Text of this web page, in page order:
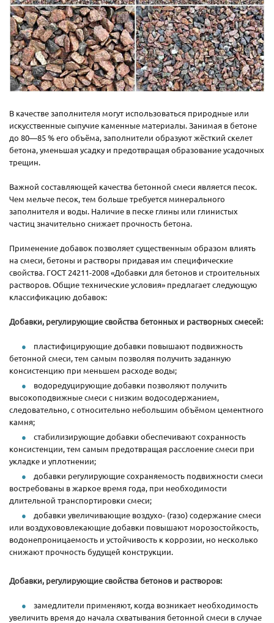
В качестве заполнителя могут использоваться природные или
искусственные сыпучие каменные материалы. Занимая в бетоне
до 80—85 % его объёма, заполнители образуют жёсткий скелет
бетона, уменьшая усадку и предотвращая образование усадочных
трещин.
Важной составляющей качества бетонной смеси является песок.
Чем мельче песок, тем больше требуется минерального
заполнителя и воды. Наличие в песке глины или глинистых
частиц значительно снижает прочность бетона.
Применение добавок позволяет существенным образом влиять
на смеси, бетоны и растворы придавая им специфические
свойства. ГОСТ 24211-2008 «Добавки для бетонов и строительных
растворов. Общие технические условия» предлагает следующую
классификацию добавок:
Добавки, регулирующие свойства бетонных и растворных смесей:
пластифицирующие добавки повышают подвижность
бетонной смеси, тем самым позволяя получить заданную
консистенцию при меньшем расходе воды;
водоредуцирующие добавки позволяют получить
высокоподвижные смеси с низким водосодержанием,
следовательно, с относительно небольшим объёмом цементного
камня;
стабилизирующие добавки обеспечивают сохранность
консистенции, тем самым предотвращая расслоение смеси при
укладке и уплотнении;
добавки регулирующие сохраняемость подвижности смеси
востребованы в жаркое время года, при необходимости
длительной транспортировки смеси;
добавки увеличивающие воздухо- (газо) содержание смеси
или воздухововлекающие добавки повышают морозостойкость,
водонепроницаемость и устойчивость к коррозии, но несколько
снижают прочность будущей конструкции.
Добавки, регулирующие свойства бетонов и растворов:
замедлители применяют, когда возникает необходимость
увеличить время до начала схватывания бетонной смеси в случае